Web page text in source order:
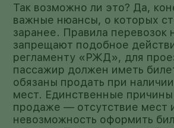
Так возможно ли это? Да,
важные нюансы, о которых
заранее. Правила перевозок
запрещают подобное
регламенту «РЖД», для
пассажир должен иметь
обязаны продать при
мест. Единственные причины
продаже — отсутствие мест
невозможность оформить